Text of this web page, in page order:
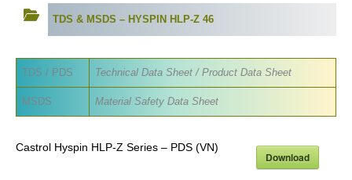
TDS & MSDS – HYSPIN HLP-Z 46
TDS / PDS Technical Data Sheet / Product Data Sheet
MSDS Material Safety Data Sheet
Castrol Hyspin HLP-Z Series – PDS (VN)
Download